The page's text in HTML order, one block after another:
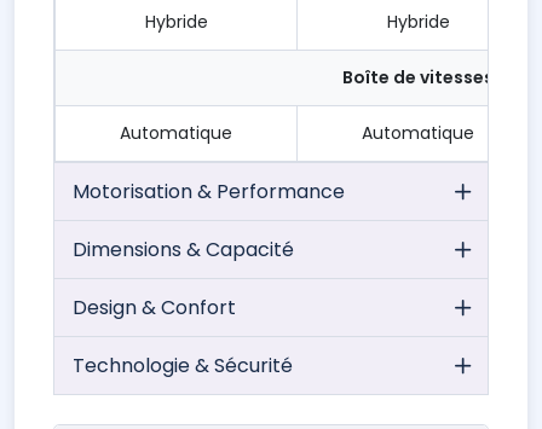
Hybride Hybride
Boîte de vitesses
Automatique Automatique
Motorisation & Performance
Dimensions & Capacité
Design & Confort
Technologie & Sécurité